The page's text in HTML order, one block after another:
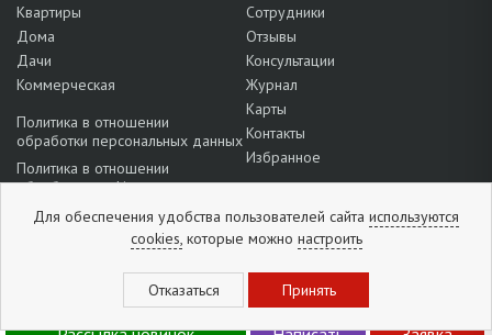
+375 (33) 320-16-54
Квартиры
Дома
Дачи
Коммерческая
Политика в отношении
обработки персональных данных
Политика в отношении
обработки cookie
Подробнее о настройках файлов
Сотрудники
Отзывы
Консультации
Журнал
Карты
Контакты
Избранное
Отзывы: 5из5 (1296 отзывов)
Для обеспечения удобства пользователей сайта используются
cookies,которые можно настроить